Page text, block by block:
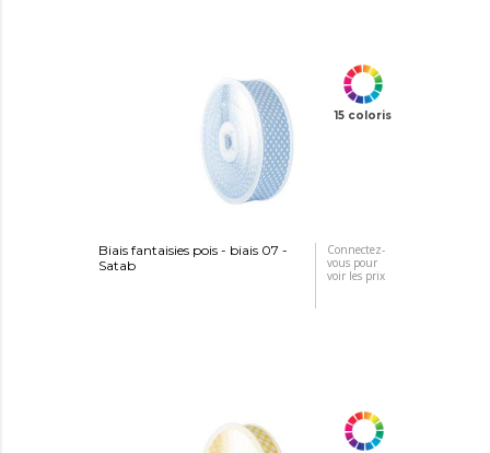
15 coloris
Biais fantaisies pois - biais 07 -
Satab
Connectez-
vous pour
voir les prix